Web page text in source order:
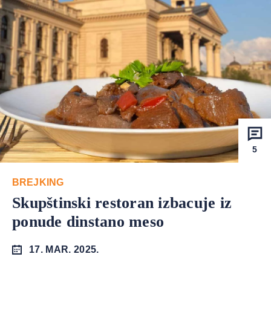
5
BREJKING
Skupštinski restoran izbacuje iz
ponude dinstano meso
17. MAR. 2025.